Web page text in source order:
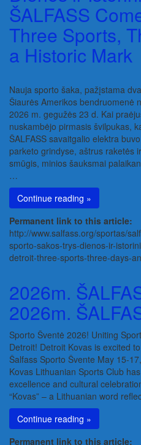
ŠALFASS
Three Sports,
a Historic Mark
Nauja sporto šaka, pažįstama
Šiaurės Amerikos
2026 m. gegužės 23 d. Kai
nuskambėjo pirmasis švilpukas,
ŠALFASS savaitgalio elektra
parketo grindyse, aštrus raketės
smūgis, minios šauksmai
…
Continue reading »
Permanent link to this article:
http://www.salfass.org/sportas/
sporto-sakos-trys-dienos-ir-
detroit-three-sports-three-days-
2026m.
2026m.
Sporto Šventė 2026! Uniting
Detroit! Detroit Kovas is excited
Šalfass Sporto Švente May 15-
Kovas Lithuanian Sports Club
excellence and cultural
“Kovas” – a Lithuanian word
Continue reading »
Permanent link to this article: